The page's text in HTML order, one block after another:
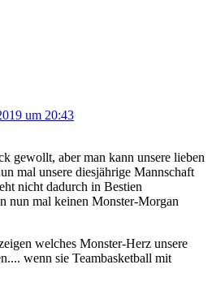
um 20:43
gewollt, aber man kann unsere lieben
mal unsere diesjährige Mannschaft
nicht dadurch in Bestien
nun mal keinen Monster-Morgan
welches Monster-Herz unsere
wenn sie Teambasketball mit